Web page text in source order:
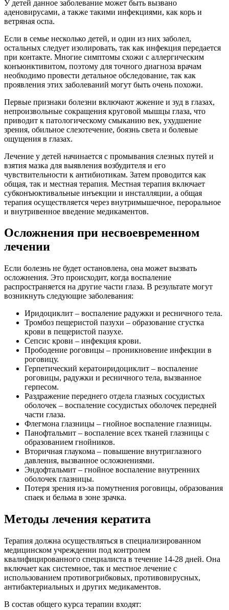
У детей данное заболевание может быть вызвано
аденовирусами, а также такими инфекциями, как корь и
ветряная оспа.
Если в семье несколько детей, и один из них заболел,
остальных следует изолировать, так как инфекция передается
при контакте. Многие симптомы схожи с аллергическим
конъюнктивитом, поэтому для точного диагноза врачам
необходимо провести детальное обследование, так как
проявления этих заболеваний могут быть очень похожи.
Первые признаки болезни включают жжение и зуд в глазах,
непроизвольные сокращения круговой мышцы глаза, что
приводит к патологическому смыканию век, ухудшение
зрения, обильное слезотечение, боязнь света и болевые
ощущения в глазах.
Лечение у детей начинается с промывания слезных путей и
взятия мазка для выявления возбудителя и его
чувствительности к антибиотикам. Затем проводится как
общая, так и местная терапия. Местная терапия включает
субконъюктивальные инъекции и инсталляции, а общая
терапия осуществляется через внутримышечное, пероральное
и внутривенное введение медикаментов.
Осложнения при несвоевременном
лечении
Если болезнь не будет остановлена, она может вызвать
осложнения. Это происходит, когда воспаление
распространяется на другие части глаза. В результате могут
возникнуть следующие заболевания:
Иридоциклит – воспаление радужки и ресничного тела.
Тромбоз пещеристой пазухи – образование сгустка
крови в пещеристой пазухе.
Сепсис крови – инфекция крови.
Прободение роговицы – проникновение инфекции в
роговицу.
Герпетический кератоиридоциклит – воспаление
роговицы, радужки и ресничного тела, вызванное
герпесом.
Раздражение переднего отдела глазных сосудистых
оболочек – воспаление сосудистых оболочек передней
части глаза.
Флегмона глазницы – гнойное воспаление глазницы.
Панофтальмит – воспаление всех тканей глазницы с
образованием гнойников.
Вторичная глаукома – повышение внутриглазного
давления, вызванное осложнениями.
Эндофтальмит – гнойное воспаление внутренних
оболочек глазницы.
Потеря зрения из-за помутнения роговицы, образования
спаек и бельма в зоне зрачка.
Методы лечения кератита
Терапия должна осуществляться в специализированном
медицинском учреждении под контролем
квалифицированного специалиста в течение 14-28 дней. Она
включает как системное, так и местное лечение с
использованием противогрибковых, противовирусных,
антибактериальных и других медикаментов.
В состав общего курса терапии входят: